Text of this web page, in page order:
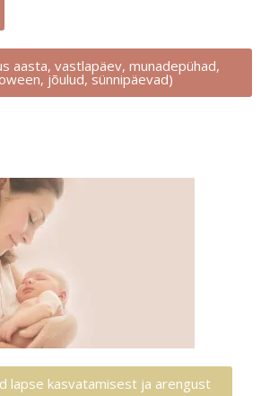
aasta, vastlapäev, munadepühad,
jõulud, sünnipäevad)
lapse kasvatamisest ja arengust